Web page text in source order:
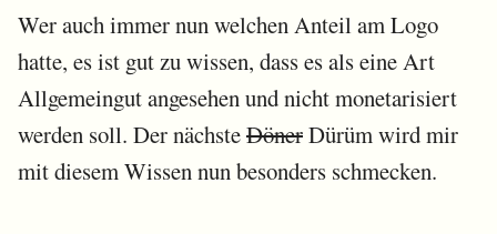
Wer auch immer nun welchen Anteil am Logo
hatte, es ist gut zu wissen, dass es als eine Art
Allgemeingut angesehen und nicht monetarisiert
werden soll. Der nächsteDönerDürüm wird mir
mit diesem Wissen nun besonders schmecken.